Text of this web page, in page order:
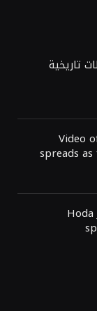
تاريخية
Video
spreads